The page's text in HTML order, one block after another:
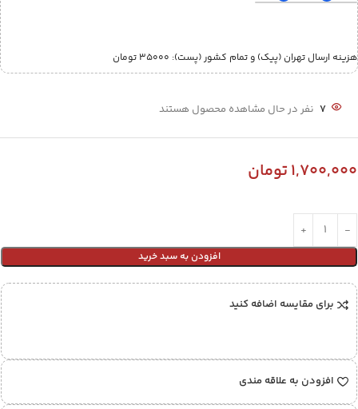
هزینه ارسال تهران (پیک) و تمام کشور (پست):‌ 35000 تومان
7 نفر در حال مشاهده محصول هستند
1,700,000تومان
افزودن به سبد خرید
برای مقایسه اضافه کنید
افزودن به علاقه مندی